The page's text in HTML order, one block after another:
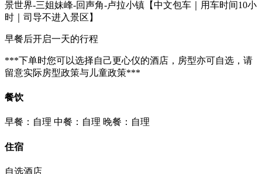
景世界-三姐妹峰-回声角-卢拉小镇【中文包车｜用车时间10小
时｜司导不进入景区】
早餐后开启一天的行程
***下单时您可以选择自己更心仪的酒店，房型亦可自选，请
留意实际房型政策与儿童政策***
餐饮
早餐：自理 中餐：自理 晚餐：自理
住宿
自选酒店